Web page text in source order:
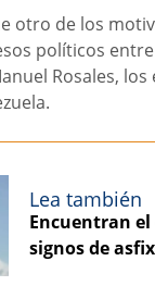
otro de los
políticos
Rosales,
Lea también
Encuentran
signos de